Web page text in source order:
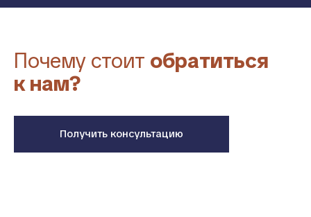
Почему стоит обратиться
к нам?
Получить консультацию